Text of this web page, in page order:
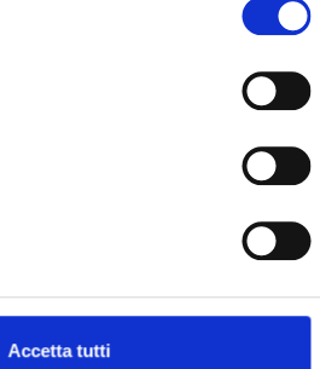
Accetta tutti